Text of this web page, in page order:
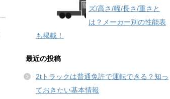
ズ/高さ/幅/長さ/重さと
は？メーカー別の性能表
も掲載！
最近の投稿
2tトラックは普通免許で運転できる？知っ
ておきたい基本情報